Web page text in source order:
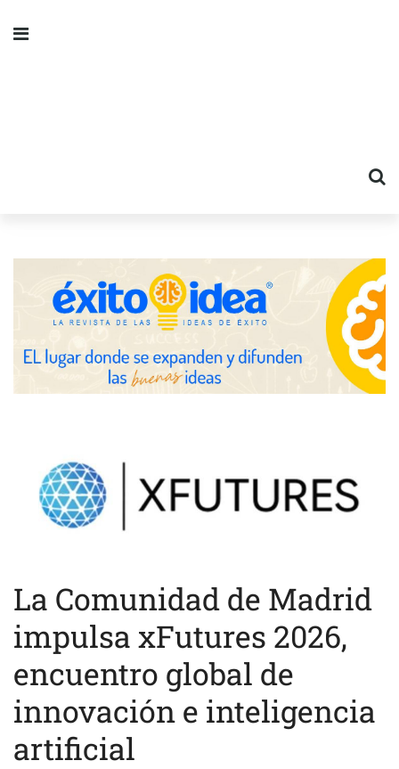
La Comunidad de Madrid
impulsa xFutures 2026,
encuentro global de
innovación e inteligencia
artificial